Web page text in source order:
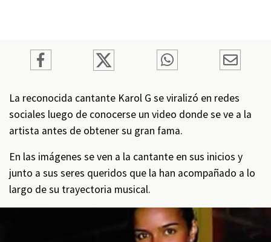
La reconocida cantante Karol G se viralizó en redes
sociales luego de conocerse un video donde se ve a la
artista antes de obtener su gran fama.
En las imágenes se ven a la cantante en sus inicios y
junto a sus seres queridos que la han acompañado a lo
largo de su trayectoria musical.